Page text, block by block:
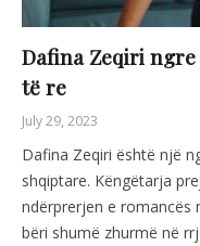
Dafina Zeqiri
të re
July 29, 2023
Dafina Zeqiri është një
shqiptare. Këngëtarja
ndërprerjen e romancës
bëri shumë zhurmë në